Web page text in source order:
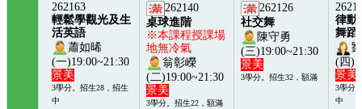
262163
輕鬆學觀光及生
活英語
蕭如晞
(一)19:00~21:30
景美
3學分。招生28，招生
中
262140
桌球進階
※本課程授課場
地無冷氣
翁彰嶸
(二)19:00~21:30
景美
3學分。招生22，額滿
262126
社交舞
陳守勇
(三)19:00~21:30
景美
3學分。招生32，額滿
律動
舞蹈
(四
景美
3學分
中